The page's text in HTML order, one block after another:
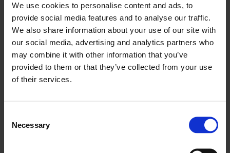
We use cookies to personalise content and ads, to
provide social media features and to analyse our traffic.
We also share information about your use of our site with
our social media, advertising and analytics partners who
may combine it with other information that you’ve
provided to them or that they’ve collected from your use
of their services.
Selection
Necessary
visibilità sui pezzi disponibili e sulla loro ubicazione,
aumenta la probabilità di completare i lavori alla prima
visita. Questo riduce i costi di viaggio e migliora la
produttività complessiva.
Come scegliere la soluzione
Per i team più piccoli, i costi e la semplicità hanno